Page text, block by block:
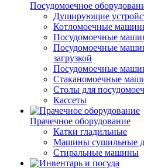
Посудомоечное
Душирующие
Котломоечные
Посудомоечные
Посудомоечные
загрузкой
Посудомоечные
Стаканомоечные
Столы для
Кассеты
Прачечное оборудование
Катки гладильные
Машины сушильные
Стиральные машины